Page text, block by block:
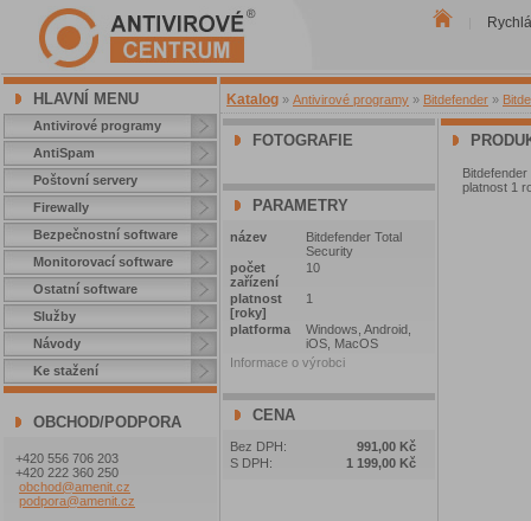
HLAVNÍ MENU
Antivirové programy
AntiSpam
Poštovní servery
Firewally
Bezpečnostní software
Monitorovací software
Ostatní software
Služby
Návody
Ke stažení
OBCHOD/PODPORA
+420 556 706 203
+420 222 360 250
obchod@amenit.cz
podpora@amenit.cz
Katalog » Antivirové programy » Bitdefender »
FOTOGRAFIE
PARAMETRY
název
Bitdefender Total
Security
počet
zařízení
10
platnost
[roky]
1
platforma
Windows, Android,
iOS, MacOS
Informace o výrobci
CENA
Bez DPH:
991,00 Kč
S DPH:
1 199,00 Kč
platnost 1